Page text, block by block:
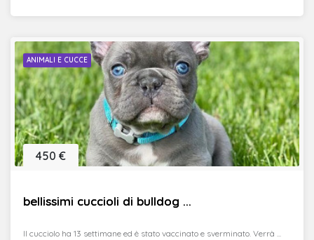
ANIMALI E CUCCE
bellissimi cuccioli di bulldog ...
450 €
Il cucciolo ha 13 settimane ed è stato vaccinato e sverminato. Verrà ...